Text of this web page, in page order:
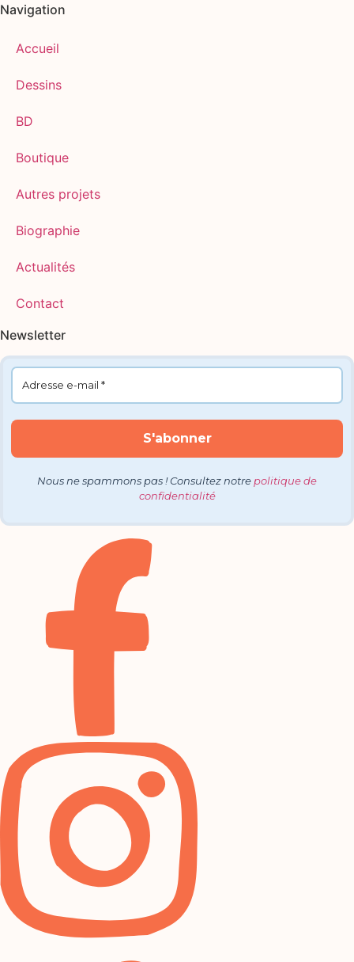
Navigation
Accueil
Dessins
BD
Boutique
Autres projets
Biographie
Actualités
Contact
Newsletter
Nous ne spammons pas ! Consultez notre politique de
confidentialité